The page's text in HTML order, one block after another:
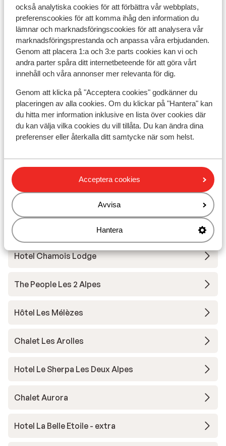
också analytiska cookies för att förbättra vår webbplats,
preferenscookies för att komma ihåg den information du
lämnar och marknadsföringscookies för att analysera vår
marknadsföringsprestanda och anpassa våra erbjudanden.
Genom att placera 1:a och 3:e parts cookies kan vi och
andra parter spåra ditt internetbeteende för att göra vårt
innehåll och våra annonser mer relevanta för dig.
Genom att klicka på "Acceptera cookies" godkänner du
placeringen av alla cookies. Om du klickar på "Hantera" kan
du hitta mer information inklusive en lista över cookies där
du kan välja vilka cookies du vill tillåta. Du kan ändra dina
preferenser eller återkalla ditt samtycke när som helst.
Acceptera cookies
Avvisa
Hantera
Andra boenden i Les Deux Alpes
Hotel Serre Palas
Résidence Neige et Soleil
Résidence l'Alpeggio
Chalet Grizzly
Base Camp Lodge Les Deux Alpes
Hotel L'Orée des Pistes
Hotel Chamois Lodge
The People Les 2 Alpes
Hôtel Les Mélèzes
Chalet Les Arolles
Hotel Le Sherpa Les Deux Alpes
Chalet Aurora
Hotel La Belle Etoile - extra